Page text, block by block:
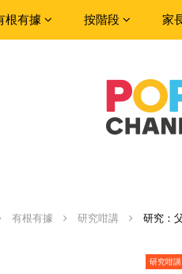
根有據 按階段 家
有根有據 研究咁講 研究：
研究咁講